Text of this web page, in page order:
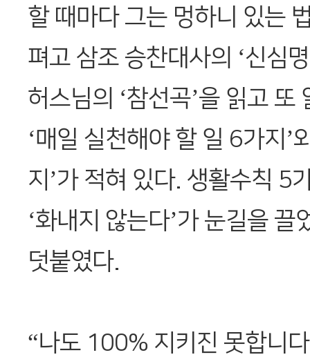
할 때마다 그는 멍하니 있는
펴고 삼조 승찬대사의 ‘신심
허스님의 ‘참선곡’을 읽고 또
‘매일 실천해야 할 일 6가지’
지’가 적혀 있다. 생활수칙 5
‘화내지 않는다’가 눈길을 끌
덧붙였다.
“나도 100% 지키진 못합니